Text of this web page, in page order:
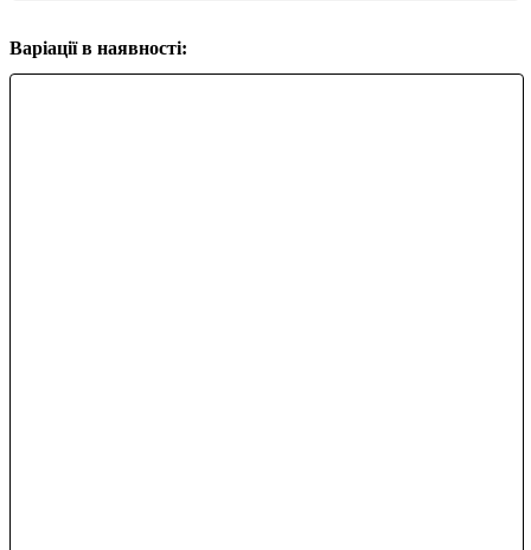
Варіації в наявності: